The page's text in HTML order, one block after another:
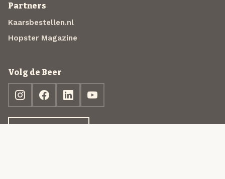
Partners
Kaarsbestellen.nl
Hopster Magazine
Volg de Beer